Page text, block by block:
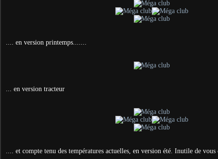
.... en version printemps.......
... en version tracteur
.... et compte tenu des températures actuelles, en version été. Inutile de